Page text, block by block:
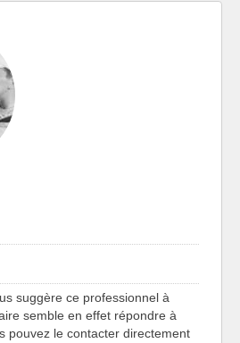
suggère ce professionnel à
semble en effet répondre à
pouvez le contacter directement